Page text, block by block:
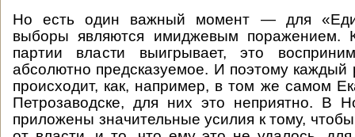
Но есть один важный момент — для
выборы являются имиджевым поражением.
партии власти выигрывает, это
абсолютно предсказуемое. И поэтому каждый
происходит, как, например, в том же самом
Петрозаводске, для них это неприятно. В
приложены значительные усилия к тому,